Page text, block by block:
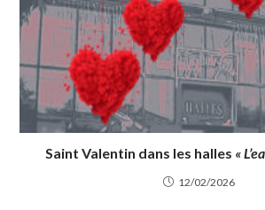
Saint Valentin dans les halles «
12/02/2026